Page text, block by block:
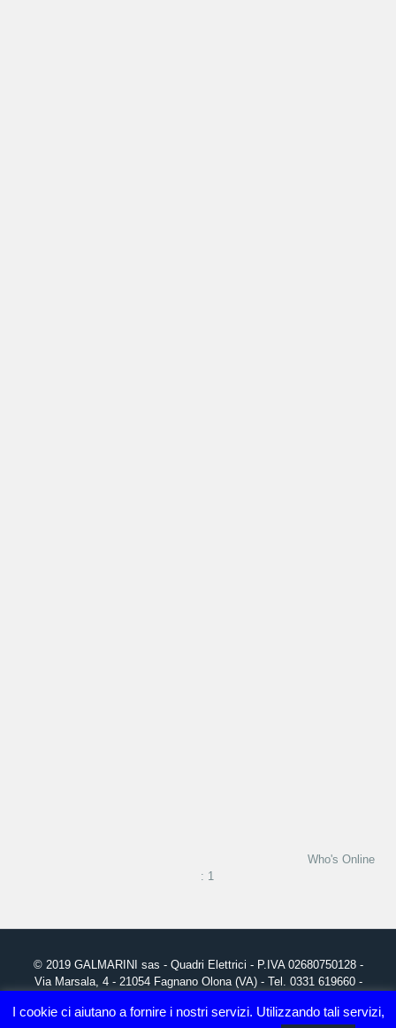
Who's Online
: 1
© 2019 GALMARINI sas - Quadri Elettrici - P.IVA 02680750128 -
Via Marsala, 4 - 21054 Fagnano Olona (VA) - Tel. 0331 619660 -
Grafica, realizzazione Sito Web e Posizionamento SEO:Studio
I cookie ci aiutano a fornire i nostri servizi. Utilizzando tali servizi,